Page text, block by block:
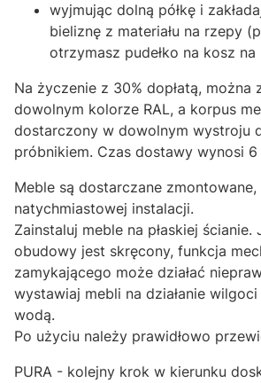
wyjmując dolną półkę i
bieliznę z materiału na rzepy
otrzymasz pudełko na kosz na
Na życzenie z 30% dopłatą, można
dowolnym kolorze RAL, a korpus
dostarczony w dowolnym wystroju
próbnikiem. Czas dostawy wynosi
Meble są dostarczane
natychmiastowej instalacji.
Zainstaluj meble na płaskiej ścianie.
obudowy jest skręcony, funkcja
zamykającego może działać
wystawiaj mebli na działanie
wodą.
Po użyciu należy prawidłowo
PURA - kolejny krok w kierunku